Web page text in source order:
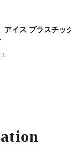
アイス プラスチッ